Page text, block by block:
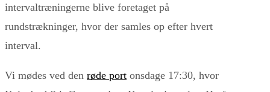
intervaltræningerne blive foretaget på
rundstrækninger, hvor der samles op efter hvert
interval.
Vi mødes ved den røde port onsdage 17:30, hvor